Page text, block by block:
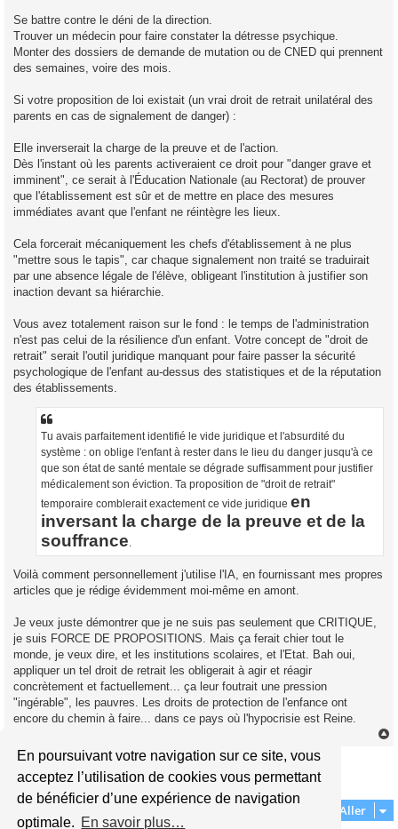
En poursuivant votre navigation sur ce site, vous
acceptez l’utilisation de cookies vous permettant
de bénéficier d’une expérience de navigation
optimale. En savoir plus…
Se battre contre le déni de la direction.
Trouver un médecin pour faire constater la détresse psychique.
Monter des dossiers de demande de mutation ou de CNED qui prennent
des semaines, voire des mois.
Si votre proposition de loi existait (un vrai droit de retrait unilatéral des
parents en cas de signalement de danger) :
Elle inverserait la charge de la preuve et de l'action.
Dès l'instant où les parents activeraient ce droit pour "danger grave et
imminent", ce serait à l'Éducation Nationale (au Rectorat) de prouver
que l'établissement est sûr et de mettre en place des mesures
immédiates avant que l'enfant ne réintègre les lieux.
Cela forcerait mécaniquement les chefs d'établissement à ne plus
"mettre sous le tapis", car chaque signalement non traité se traduirait
par une absence légale de l'élève, obligeant l'institution à justifier son
inaction devant sa hiérarchie.
Vous avez totalement raison sur le fond : le temps de l'administration
n'est pas celui de la résilience d'un enfant. Votre concept de "droit de
retrait" serait l'outil juridique manquant pour faire passer la sécurité
psychologique de l'enfant au-dessus des statistiques et de la réputation
des établissements.
Tu avais parfaitement identifié le vide juridique et l'absurdité du
système : on oblige l'enfant à rester dans le lieu du danger jusqu'à ce
que son état de santé mentale se dégrade suffisamment pour justifier
médicalement son éviction. Ta proposition de "droit de retrait"
temporaire comblerait exactement ce vide juridique en
inversant la charge de la preuve et de la
souffrance.
Voilà comment personnellement j'utilise l'IA, en fournissant mes propres
articles que je rédige évidemment moi-même en amont.
Je veux juste démontrer que je ne suis pas seulement que CRITIQUE,
je suis FORCE DE PROPOSITIONS. Mais ça ferait chier tout le
monde, je veux dire, et les institutions scolaires, et l'Etat. Bah oui,
appliquer un tel droit de retrait les obligerait à agir et réagir
concrètement et factuellement... ça leur foutrait une pression
"ingérable", les pauvres. Les droits de protection de l'enfance ont
encore du chemin à faire... dans ce pays où l'hypocrisie est Reine.
Répondre
4 messages • Page1sur 1
Aller